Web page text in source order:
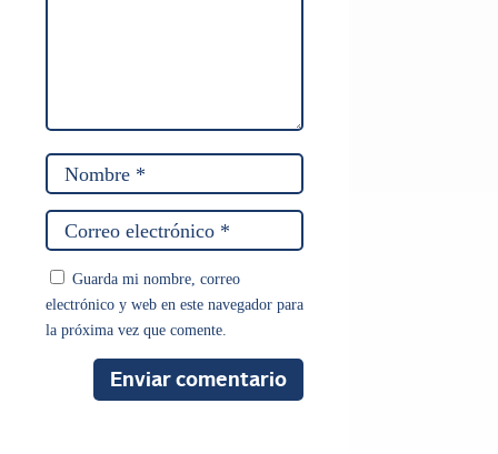
Guarda mi nombre, correo
electrónico y web en este navegador para
la próxima vez que comente.